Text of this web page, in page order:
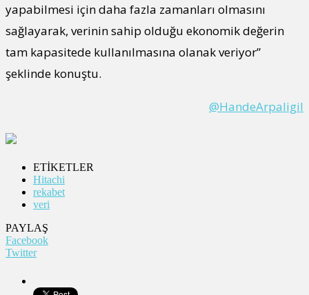
yapabilmesi için daha fazla zamanları olmasını
sağlayarak, verinin sahip olduğu ekonomik değerin
tam kapasitede kullanılmasına olanak veriyor”
şeklinde konuştu.
@HandeArpaligil
ETİKETLER
Hitachi
rekabet
veri
PAYLAŞ
Facebook
Twitter